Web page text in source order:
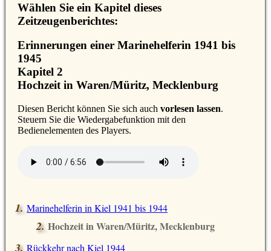
Wählen Sie ein Kapitel dieses
Zeitzeugenberichtes:
Erinnerungen einer Marinehelferin 1941 bis
1945
Kapitel 2
Hochzeit in Waren/Müritz, Mecklenburg
Diesen Bericht können Sie sich auch vorlesen lassen.
Steuern Sie die Wiedergabefunktion mit den
Bedienelementen des Players.
Marinehelferin in Kiel 1941 bis 1944
Hochzeit in Waren/Müritz, Mecklenburg
Rückkehr nach Kiel 1944